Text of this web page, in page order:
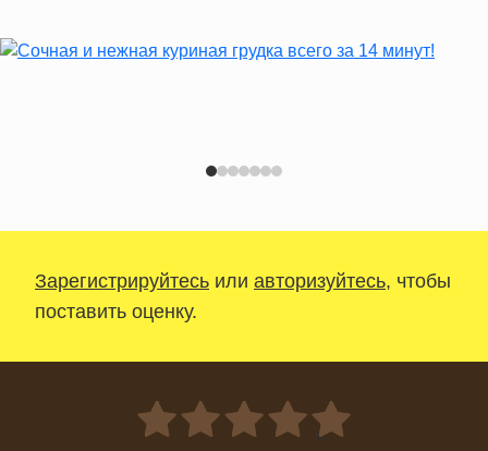
Зарегистрируйтесь или авторизуйтесь, чтобы
поставить оценку.
0